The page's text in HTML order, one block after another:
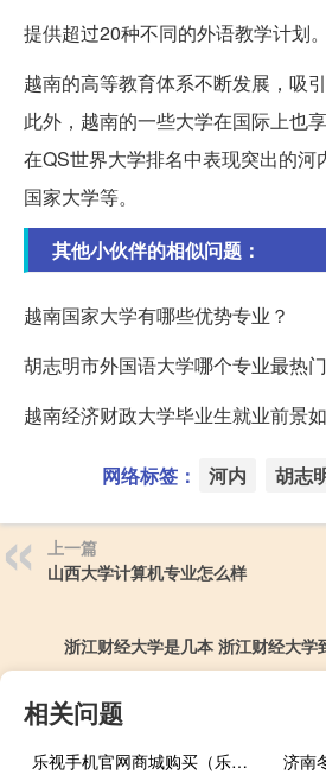
提供超过20种不同的外语教学计划。
越南的高等教育体系不断发展，吸
此外，越南的一些大学在国际上也
在QS世界大学排名中表现突出的河
国家大学等。
其他小伙伴的相似问题：
越南国家大学有哪些优势专业？
胡志明市外国语大学哪个专业最热
越南经济财政大学毕业生就业前景
网络标签： 河内 胡志
上一篇
山西大学计算机专业怎么样
浙江财经大学是几本 浙江财经大学
相关问题
乐视手机官网商城购买（乐视手机官网商城） 济南